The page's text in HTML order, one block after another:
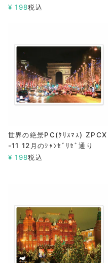
¥ 198税込
世界の絶景PC(ｸﾘｽﾏｽ) ZPCX
-11 12月のｼｬﾝｾﾞﾘｾﾞ通り
¥ 198税込